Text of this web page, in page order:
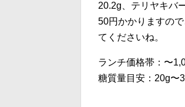
20.2g、テリヤキバ
50円かかりますの
てくださいね。
ランチ価格帯：〜
糖質量目安：20g〜